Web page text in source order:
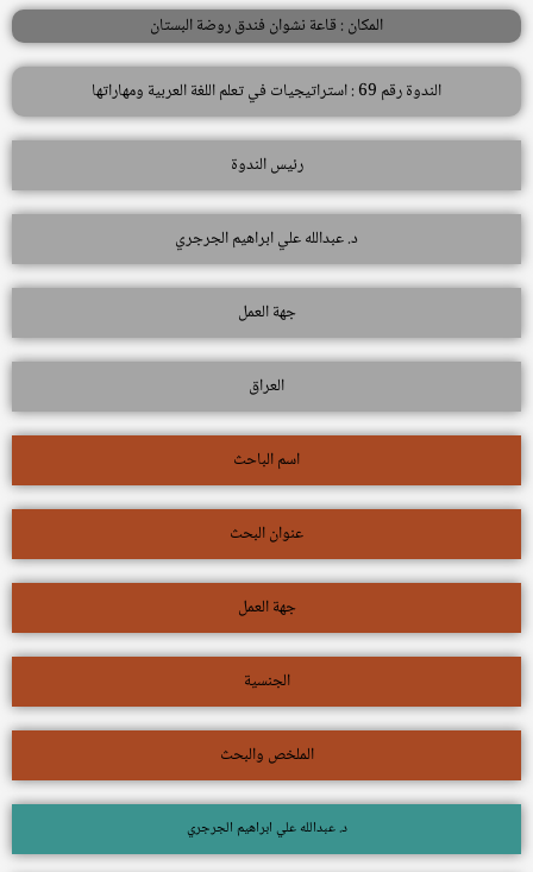
المكان : قاعة نشوان فندق روضة البستان
الندوة رقم 69 : استراتيجيات في تعلم اللغة العربية ومهاراتها
رئيس الندوة
د. عبدالله علي ابراهيم الجرجري
جهة العمل
العراق
اسم الباحث
عنوان البحث
جهة العمل
الجنسية
الملخص والبحث
د. عبدالله علي ابراهيم الجرجري